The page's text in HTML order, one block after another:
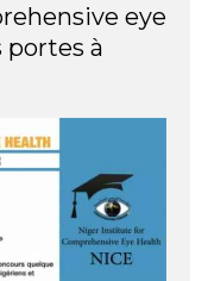
eye
à